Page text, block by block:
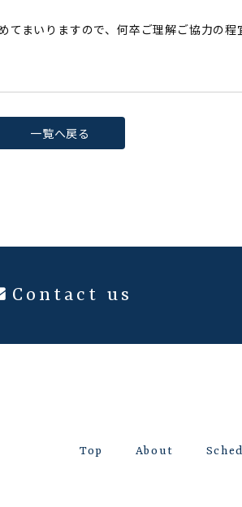
まいりますので、何卒ご理解ご協力の程
一覧へ戻る
Contact us
Top About